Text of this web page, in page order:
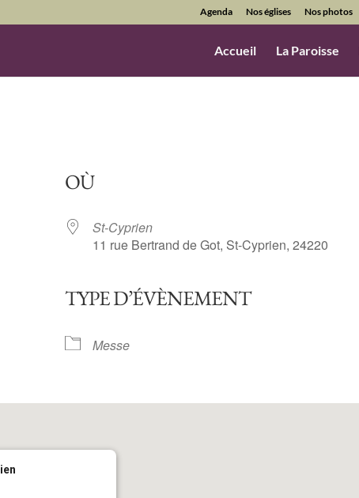
Agenda Nos églises Nos photos
Accueil La Paroisse
OÙ
St-Cyprien
11 rue Bertrand de Got, St-Cyprien, 24220
TYPE D’ÉVÈNEMENT
Messe